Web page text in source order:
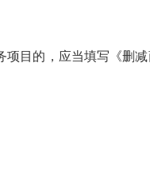
目的，应当填写《删减